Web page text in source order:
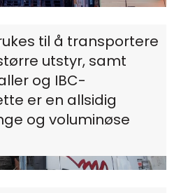
til å transportere
utstyr, samt
og IBC-
er en allsidig
og voluminøse